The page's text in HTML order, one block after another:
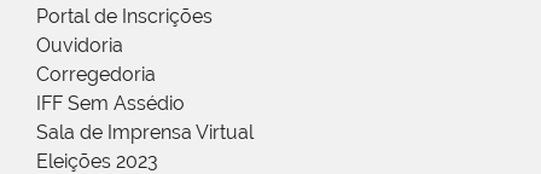
Portal de Inscrições
Ouvidoria
Corregedoria
IFF Sem Assédio
Sala de Imprensa Virtual
Eleições 2023